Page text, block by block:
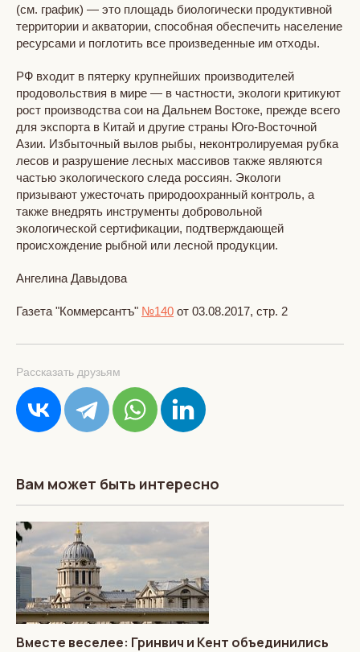
(см. график) — это площадь биологически продуктивной
территории и акватории, способная обеспечить население
ресурсами и поглотить все произведенные им отходы.
РФ входит в пятерку крупнейших производителей
продовольствия в мире — в частности, экологи критикуют
рост производства сои на Дальнем Востоке, прежде всего
для экспорта в Китай и другие страны Юго-Восточной
Азии. Избыточный вылов рыбы, неконтролируемая рубка
лесов и разрушение лесных массивов также являются
частью экологического следа россиян. Экологи
призывают ужесточать природоохранный контроль, а
также внедрять инструменты добровольной
экологической сертификации, подтверждающей
происхождение рыбной или лесной продукции.
Ангелина Давыдова
Газета "Коммерсантъ" №140 от 03.08.2017, стр. 2
Рассказать друзьям
Вам может быть интересно
Вместе веселее: Гринвич и Кент объединились